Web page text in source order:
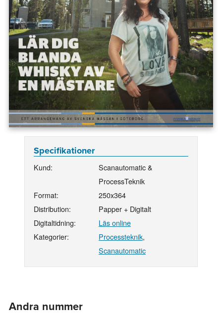
Specifikationer
Kund:
Scanautomatic &
ProcessTeknik
Format:
250x364
Distribution:
Papper + Digitalt
Digitaltidning:
Läs online
Kategorier:
Processteknik,
Scanautomatic
Andra nummer